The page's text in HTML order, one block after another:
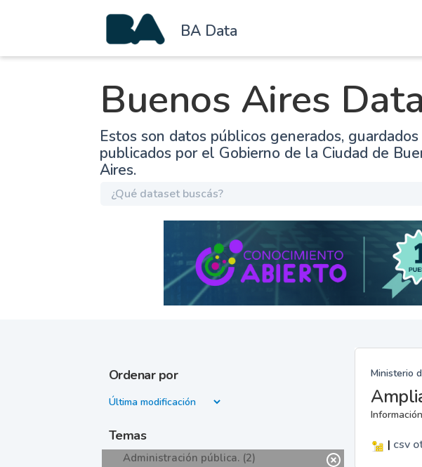
BA Data
Buenos Aires Data
Estos son datos públicos generados,
publicados por el Gobierno de la Ciudad de
Aires.
Ordenar por
Temas
Administración pública. (2)
Ministerio
| csv